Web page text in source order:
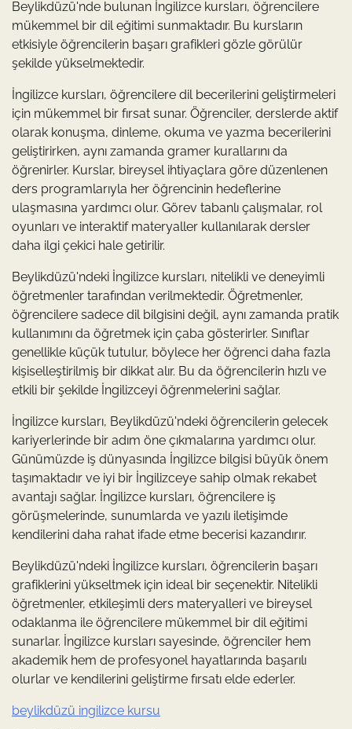
Beylikdüzü'nde bulunan İngilizce kursları, öğrencilere
mükemmel bir dil eğitimi sunmaktadır. Bu kursların
etkisiyle öğrencilerin başarı grafikleri gözle görülür
şekilde yükselmektedir.
İngilizce kursları, öğrencilere dil becerilerini geliştirmeleri
için mükemmel bir fırsat sunar. Öğrenciler, derslerde aktif
olarak konuşma, dinleme, okuma ve yazma becerilerini
geliştirirken, aynı zamanda gramer kurallarını da
öğrenirler. Kurslar, bireysel ihtiyaçlara göre düzenlenen
ders programlarıyla her öğrencinin hedeflerine
ulaşmasına yardımcı olur. Görev tabanlı çalışmalar, rol
oyunları ve interaktif materyaller kullanılarak dersler
daha ilgi çekici hale getirilir.
Beylikdüzü'ndeki İngilizce kursları, nitelikli ve deneyimli
öğretmenler tarafından verilmektedir. Öğretmenler,
öğrencilere sadece dil bilgisini değil, aynı zamanda pratik
kullanımını da öğretmek için çaba gösterirler. Sınıflar
genellikle küçük tutulur, böylece her öğrenci daha fazla
kişiselleştirilmiş bir dikkat alır. Bu da öğrencilerin hızlı ve
etkili bir şekilde İngilizceyi öğrenmelerini sağlar.
İngilizce kursları, Beylikdüzü'ndeki öğrencilerin gelecek
kariyerlerinde bir adım öne çıkmalarına yardımcı olur.
Günümüzde iş dünyasında İngilizce bilgisi büyük önem
taşımaktadır ve iyi bir İngilizceye sahip olmak rekabet
avantajı sağlar. İngilizce kursları, öğrencilere iş
görüşmelerinde, sunumlarda ve yazılı iletişimde
kendilerini daha rahat ifade etme becerisi kazandırır.
Beylikdüzü'ndeki İngilizce kursları, öğrencilerin başarı
grafiklerini yükseltmek için ideal bir seçenektir. Nitelikli
öğretmenler, etkileşimli ders materyalleri ve bireysel
odaklanma ile öğrencilere mükemmel bir dil eğitimi
sunarlar. İngilizce kursları sayesinde, öğrenciler hem
akademik hem de profesyonel hayatlarında başarılı
olurlar ve kendilerini geliştirme fırsatı elde ederler.
beylikdüzü ingilizce kursu